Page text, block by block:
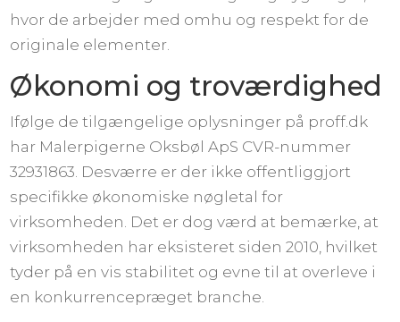
hvor de arbejder med omhu og respekt for de
originale elementer.
Økonomi og troværdighed
Ifølge de tilgængelige oplysninger på proff.dk
har Malerpigerne Oksbøl ApS CVR-nummer
32931863. Desværre er der ikke offentliggjort
specifikke økonomiske nøgletal for
virksomheden. Det er dog værd at bemærke, at
virksomheden har eksisteret siden 2010, hvilket
tyder på en vis stabilitet og evne til at overleve i
en konkurrencepræget branche.